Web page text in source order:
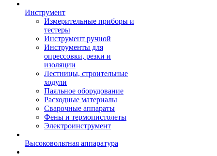
Инструмент
Измерительные приборы и
тестеры
Инструмент ручной
Инструменты для
опрессовки, резки и
изоляции
Лестницы, строительные
ходули
Паяльное оборудование
Расходные материалы
Сварочные аппараты
Фены и термопистолеты
Электроинструмент
Высоковольтная аппаратура